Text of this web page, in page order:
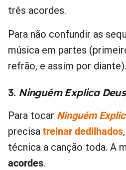
três acordes.
Para não confundir as
música em partes
refrão, e assim por diante).
3. Ninguém Explica Deus
Para tocar Ninguém
precisa treinar dedilhados
técnica a canção toda. A
acordes.